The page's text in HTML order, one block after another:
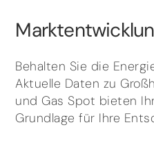
Behalten Sie die
Aktuelle Daten zu
und Gas Spot bieten
Grundlage für Ihre